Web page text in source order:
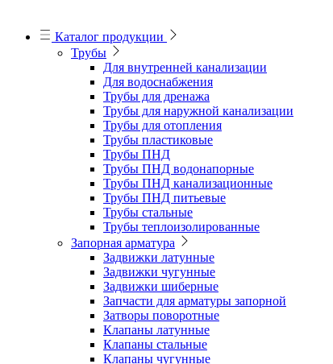
Каталог продукции
Трубы
Для внутренней канализации
Для водоснабжения
Трубы для дренажа
Трубы для наружной канализации
Трубы для отопления
Трубы пластиковые
Трубы ПНД
Трубы ПНД водонапорные
Трубы ПНД канализационные
Трубы ПНД питьевые
Трубы стальные
Трубы теплоизолированные
Запорная арматура
Задвижки латунные
Задвижки чугунные
Задвижки шиберные
Запчасти для арматуры запорной
Затворы поворотные
Клапаны латунные
Клапаны стальные
Клапаны чугунные